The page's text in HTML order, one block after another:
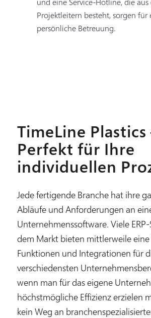
Projektleitern besteht, sorgen
persönliche Betreuung.
TimeLine Plastics
Perfekt für Ihre
individuellen
Jede fertigende Branche hat ihre
Abläufe und Anforderungen an
Unternehmenssoftware. Viele
dem Markt bieten mittlerweile eine
Funktionen und Integrationen für
verschiedensten
wenn man für das eigene
höchstmögliche Effizienz erzielen
kein Weg an